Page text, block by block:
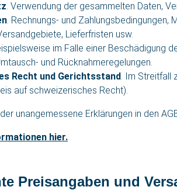
. Verwendung der gesammelten Daten,
. Rechnungs- und Zahlungsbedingungen,
Lieferfristen usw.
im Falle einer Beschädigung
und Rücknahmeregelungen.
Recht und Gerichtsstand. Im Streitfall
auf schweizerisches Recht).
unangemessene Erklärungen in den
hier.
Preisangaben und